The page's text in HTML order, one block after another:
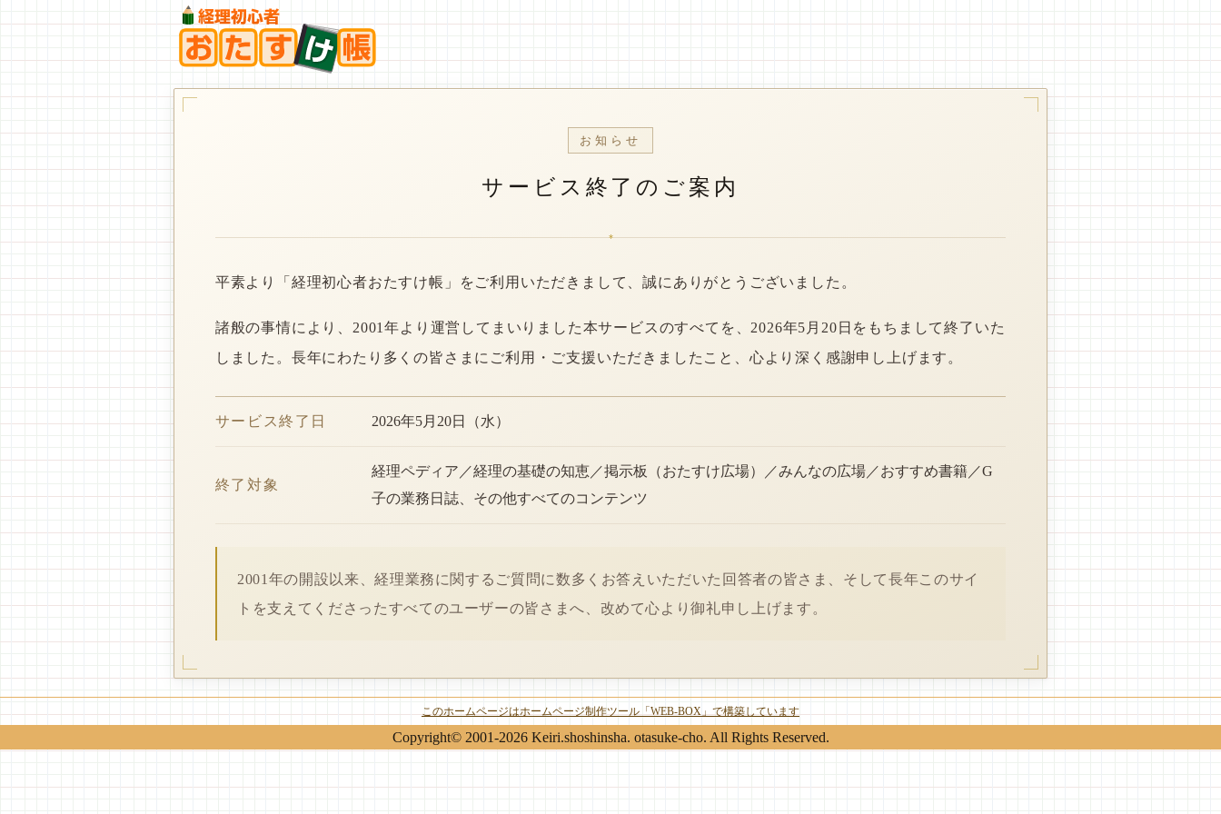
お知らせ
サービス終了のご案内
*
平素より「経理初心者おたすけ帳」をご利用いただきまして、誠にありがとうございました。
諸般の事情により、2001年より運営してまいりました本サービスのすべてを、2026年5月20日をもちまして終了いた
しました。長年にわたり多くの皆さまにご利用・ご支援いただきましたこと、心より深く感謝申し上げます。
サービス終了日 2026年5月20日（水）
終了対象
経理ペディア／経理の基礎の知恵／掲示板（おたすけ広場）／みんなの広場／おすすめ書籍／G
子の業務日誌、その他すべてのコンテンツ
2001年の開設以来、経理業務に関するご質問に数多くお答えいただいた回答者の皆さま、そして長年このサイ
トを支えてくださったすべてのユーザーの皆さまへ、改めて心より御礼申し上げます。
このホームページはホームページ制作ツール「WEB-BOX」で構築しています
Copyright© 2001-2026 Keiri.shoshinsha. otasuke-cho. All Rights Reserved.